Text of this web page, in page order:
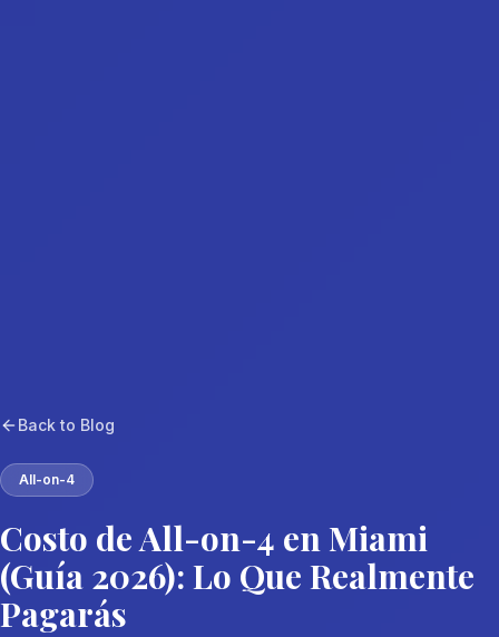
Back to Blog
All-on-4
Costo de All-on-4 en Miami
(Guía 2026): Lo Que Realmente
Pagarás